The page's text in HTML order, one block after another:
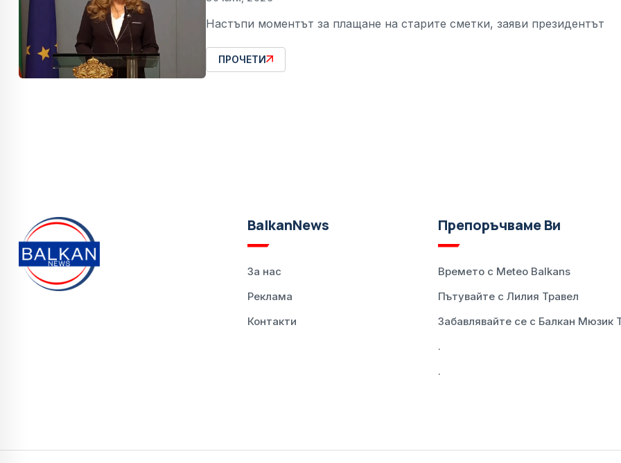
Настъпи моментът за плащане на старите сметки, заяви президентът
ПРОЧЕТИ
BalkanNews
За нас
Реклама
Контакти
Препоръчваме Ви
Времето с Meteo Balkans
Пътувайте с Лилия Травел
Забавлявайте се с Балкан Мюзик
.
.